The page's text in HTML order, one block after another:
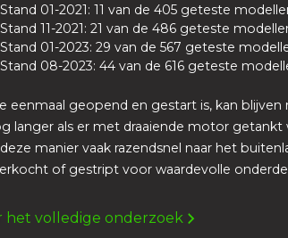
Stand 01-2021: 11 van de 405 geteste
Stand 11-2021: 21 van de 486 geteste
Stand 01-2023: 29 van de 567 geteste
Stand 08-2023: 44 van de 616 geteste
eenmaal geopend en gestart is, kan
langer als er met draaiende motor
manier vaak razendsnel naar het
of gestript voor waardevolle
het volledige onderzoek